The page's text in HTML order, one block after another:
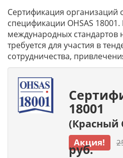
Сертификация организаций
спецификации OHSAS
международных стандартов
требуется для участия в
сотрудничества,
18001
(Красный
Акция!
руб.